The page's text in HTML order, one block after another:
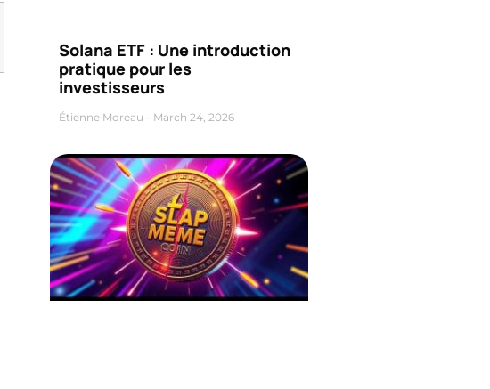
Solana ETF : Une introduction
pratique pour les
investisseurs
Étienne Moreau March 24, 2026